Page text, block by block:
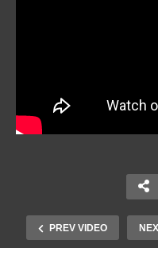
PREV VIDEO